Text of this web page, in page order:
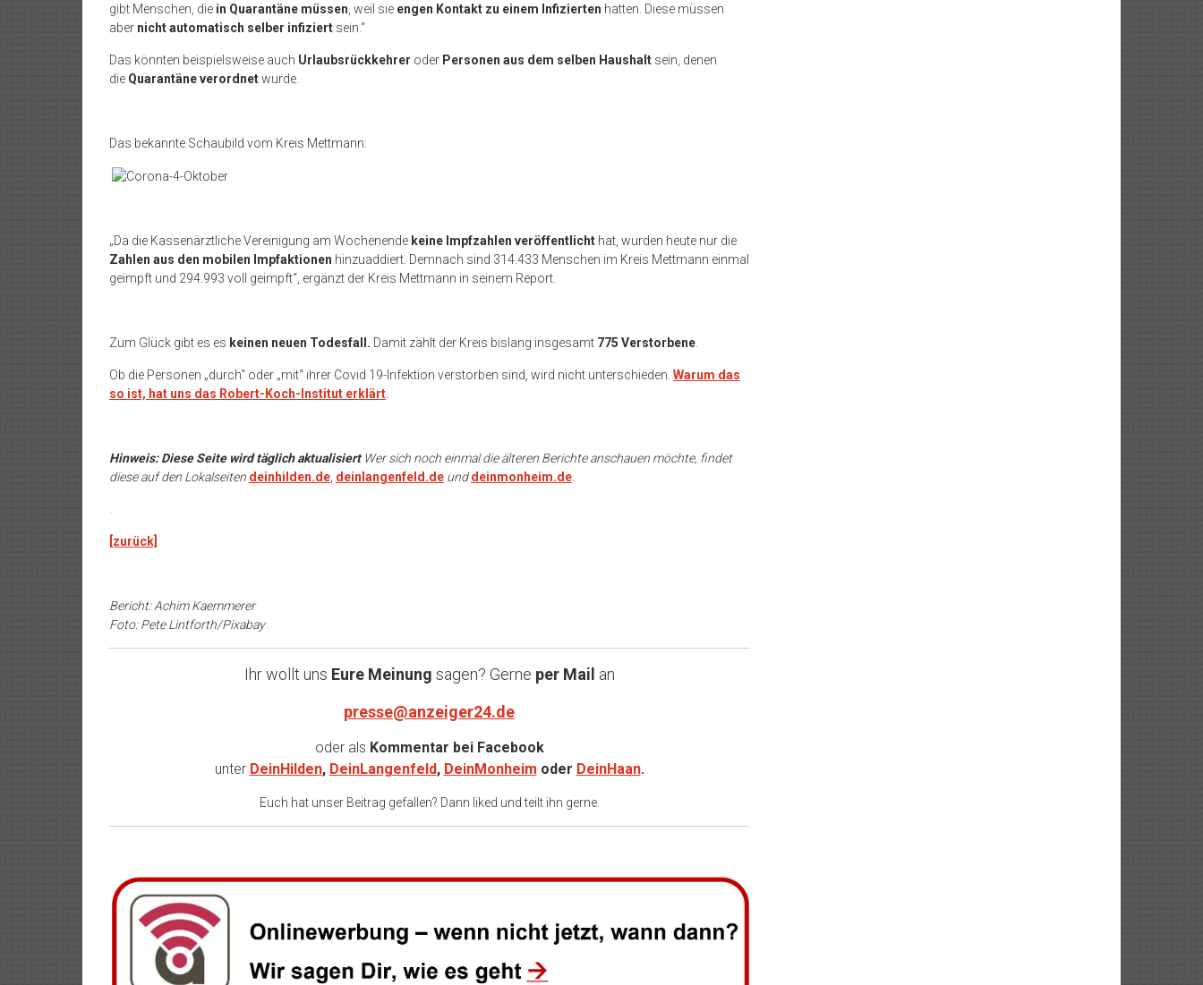
gibt Menschen, die in Quarantäne müssen , weil sie engen Kontakt zu einem Infizierten hatten. Diese müssen
aber nicht automatisch selber infiziert sein.“
Das könnten beispielsweise auch Urlaubsrückkehrer oder Personen aus dem selben Haushalt sein, denen
die Quarantäne verordnetwurde.
Das bekannte Schaubild vom Kreis Mettmann:
„Da die Kassenärztliche Vereinigung am Wochenende keine Impfzahlen veröffentlicht hat, wurden heute nur die
Zahlen aus den mobilen Impfaktionen hinzuaddiert. Demnach sind 314.433 Menschen im Kreis Mettmann einmal
geimpft und 294.993 voll geimpft“, ergänzt der Kreis Mettmann in seinem Report.
Zum Glück gibt es es keinen neuen Todesfall . Damit zählt der Kreis bislang insgesamt 775 Verstorbene
Ob die Personen „durch“ oder „mit“ ihrer Covid 19-Infektion verstorben sind, wird nicht unterschieden. Warum das
so ist, hat uns das Robert-Koch-Institut erklärt
Hinweis: Diese Seite wird täglich aktualisiert Wer sich noch einmal die älteren Berichte anschauen möchte, findet
diese auf den Lokalseiten deinhilden.de deinlangenfeld.de unddeinmonheim.de
[zurück]
Bericht: Achim Kaemmerer
Foto: Pete Lintforth/Pixabay
Ihr wollt uns Eure Meinung sagen? Gerne per Mail an
presse@anzeiger24.de
oder als Kommentar bei Facebook
unter DeinHilden, DeinLangenfeld, DeinMonheim oder DeinHaan.
Euch hat unser Beitrag gefallen? Dann liked und teilt ihn gerne.